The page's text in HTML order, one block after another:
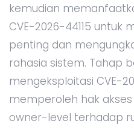
kemudian
CVE-2026-44115
penting dan
rahasia sistem. Tahap
mengeksploitasi CVE-
memperoleh hak
owner-level terhadap